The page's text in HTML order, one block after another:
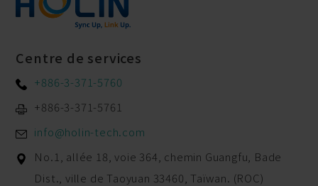
Centre de services
+886-3-371-5760
+886-3-371-5761
info@holin-tech.com
No.1, allée 18, voie 364, chemin Guangfu, Bade
Dist., ville de Taoyuan 33460 Taïwan. (ROC)